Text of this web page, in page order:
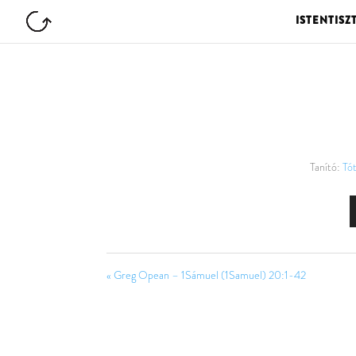
Tanító:
« Greg Opean – 1Sámuel (1Samuel) 20:1-42